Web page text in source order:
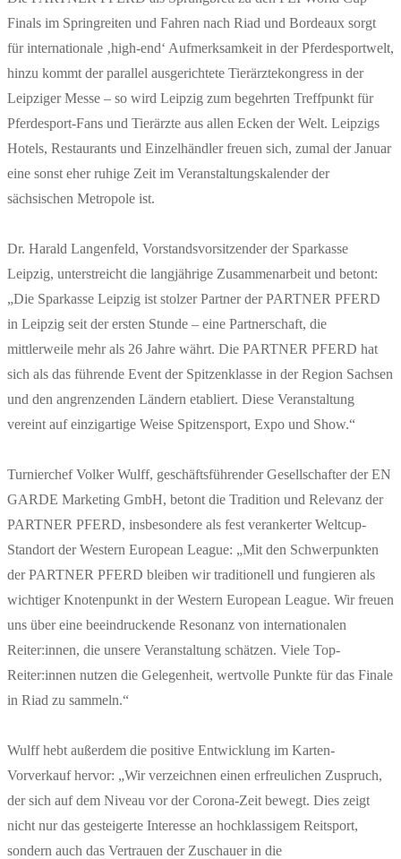
Finals im Springreiten und Fahren nach Riad und Bordeaux sorgt
für internationale ‚high-end‘ Aufmerksamkeit in der Pferdesportwelt,
hinzu kommt der parallel ausgerichtete Tierärztekongress in der
Leipziger Messe – so wird Leipzig zum begehrten Treffpunkt für
Pferdesport-Fans und Tierärzte aus allen Ecken der Welt. Leipzigs
Hotels, Restaurants und Einzelhändler freuen sich, zumal der Januar
eine sonst eher ruhige Zeit im Veranstaltungskalender der
sächsischen Metropole ist.
Dr. Harald Langenfeld, Vorstandsvorsitzender der Sparkasse
Leipzig, unterstreicht die langjährige Zusammenarbeit und betont:
„Die Sparkasse Leipzig ist stolzer Partner der PARTNER PFERD
in Leipzig seit der ersten Stunde – eine Partnerschaft, die
mittlerweile mehr als 26 Jahre währt. Die PARTNER PFERD hat
sich als das führende Event der Spitzenklasse in der Region Sachsen
und den angrenzenden Ländern etabliert. Diese Veranstaltung
vereint auf einzigartige Weise Spitzensport, Expo und Show.“
Turnierchef Volker Wulff, geschäftsführender Gesellschafter der EN
GARDE Marketing GmbH, betont die Tradition und Relevanz der
PARTNER PFERD, insbesondere als fest verankerter Weltcup-
Standort der Western European League: „Mit den Schwerpunkten
der PARTNER PFERD bleiben wir traditionell und fungieren als
wichtiger Knotenpunkt in der Western European League. Wir freuen
uns über eine beeindruckende Resonanz von internationalen
Reiter:innen, die unsere Veranstaltung schätzen. Viele Top-
Reiter:innen nutzen die Gelegenheit, wertvolle Punkte für das Finale
in Riad zu sammeln.“
Wulff hebt außerdem die positive Entwicklung im Karten-
Vorverkauf hervor: „Wir verzeichnen einen erfreulichen Zuspruch,
der sich auf dem Niveau vor der Corona-Zeit bewegt. Dies zeigt
nicht nur das gesteigerte Interesse an hochklassigem Reitsport,
sondern auch das Vertrauen der Zuschauer in die